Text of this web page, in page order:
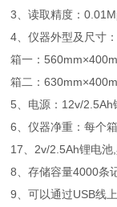
3、读取精度：
4、仪器外型及尺寸：
箱一：
箱二：
5、电源：12v/2.5Ah
6、仪器净重：每个
17、2v/2.5Ah锂电池,
8、存储容量4000条
9、可以通过USB线